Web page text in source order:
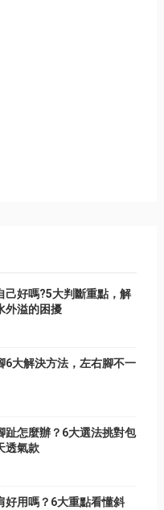
己好嗎?5大判斷重點，解
外溢的困擾
6大解決方法，左右腳不一
趾怎麼辦？6大選法挑對包
透氣款
好用嗎？6大重點看懂斜